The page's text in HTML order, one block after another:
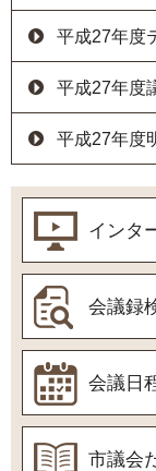
平成27年度
平成27年度
平成27年度
インタ
会議録
会議日
市議会